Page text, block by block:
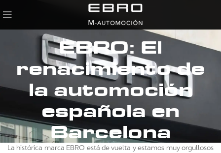
EBRO: El
renacimiento de
la automoción
española en
Barcelona
La histórica marca EBRO está de vuelta y estamos muy orgullosos